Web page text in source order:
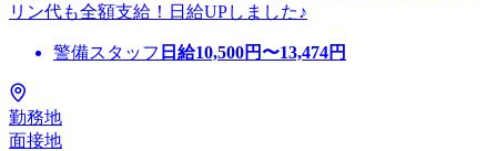
リン代も全額支給！日給UPしました♪
警備スタッフ 日給10,500円〜13,474円
勤務地
面接地